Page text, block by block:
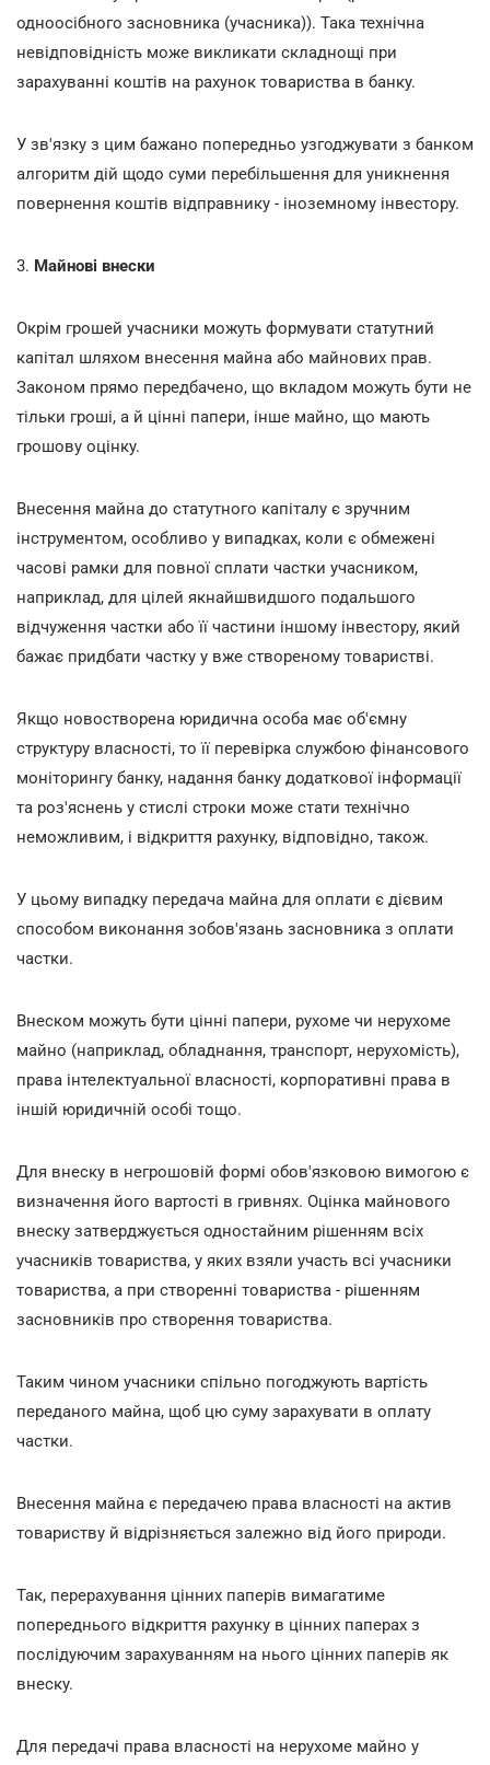
одноосібного засновника (учасника)). Така технічна
невідповідність може викликати складнощі при
зарахуванні коштів на рахунок товариства в банку.
У зв'язку з цим бажано попередньо узгоджувати з банком
алгоритм дій щодо суми перебільшення для уникнення
повернення коштів відправнику - іноземному інвестору.
3. Майнові внески
Окрім грошей учасники можуть формувати статутний
капітал шляхом внесення майна або майнових прав.
Законом прямо передбачено, що вкладом можуть бути не
тільки гроші, а й цінні папери, інше майно, що мають
грошову оцінку.
Внесення майна до статутного капіталу є зручним
інструментом, особливо у випадках, коли є обмежені
часові рамки для повної сплати частки учасником,
наприклад, для цілей якнайшвидшого подальшого
відчуження частки або її частини іншому інвестору, який
бажає придбати частку у вже створеному товаристві.
Якщо новостворена юридична особа має об'ємну
структуру власності, то її перевірка службою фінансового
моніторингу банку, надання банку додаткової інформації
та роз'яснень у стислі строки може стати технічно
неможливим, і відкриття рахунку, відповідно, також.
У цьому випадку передача майна для оплати є дієвим
способом виконання зобов'язань засновника з оплати
частки.
Внеском можуть бути цінні папери, рухоме чи нерухоме
майно (наприклад, обладнання, транспорт, нерухомість),
права інтелектуальної власності, корпоративні права в
іншій юридичній особі тощо.
Для внеску в негрошовій формі обов'язковою вимогою є
визначення його вартості в гривнях. Оцінка майнового
внеску затверджується одностайним рішенням всіх
учасників товариства, у яких взяли участь всі учасники
товариства, а при створенні товариства - рішенням
засновників про створення товариства.
Таким чином учасники спільно погоджують вартість
переданого майна, щоб цю суму зарахувати в оплату
частки.
Внесення майна є передачею права власності на актив
товариству й відрізняється залежно від його природи.
Так, перерахування цінних паперів вимагатиме
попереднього відкриття рахунку в цінних паперах з
послідуючим зарахуванням на нього цінних паперів як
внеску.
Для передачі права власності на нерухоме майно у